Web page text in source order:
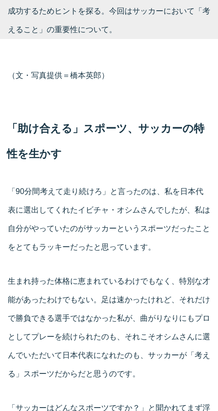
成功するためヒントを探る。今回はサッカーにおいて「考
えること」の重要性について。
（文・写真提供＝橋本英郎）
「助け合える」スポーツ、サッカーの特
性を生かす
「90分間考えて走り続けろ」と言ったのは、私を日本代
表に選出してくれたイビチャ・オシムさんでしたが、私は
自分がやっていたのがサッカーというスポーツだったこと
をとてもラッキーだったと思っています。
生まれ持った体格に恵まれているわけでもなく、特別な才
能があったわけでもない。足は速かったけれど、それだけ
で勝負できる選手ではなかった私が、曲がりなりにもプロ
としてプレーを続けられたのも、それこそオシムさんに選
んでいただいて日本代表になれたのも、サッカーが「考え
る」スポーツだからだと思うのです。
「サッカーはどんなスポーツですか？」と聞かれてまず浮